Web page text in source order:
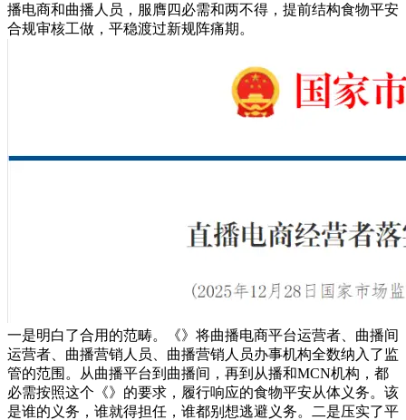
播电商和曲播人员，服膺四必需和两不得，提前结构食物平安
合规审核工做，平稳渡过新规阵痛期。
一是明白了合用的范畴。《》将曲播电商平台运营者、曲播间
运营者、曲播营销人员、曲播营销人员办事机构全数纳入了监
管的范围。从曲播平台到曲播间，再到从播和MCN机构，都
必需按照这个《》的要求，履行响应的食物平安从体义务。该
是谁的义务，谁就得担任，谁都别想逃避义务。二是压实了平